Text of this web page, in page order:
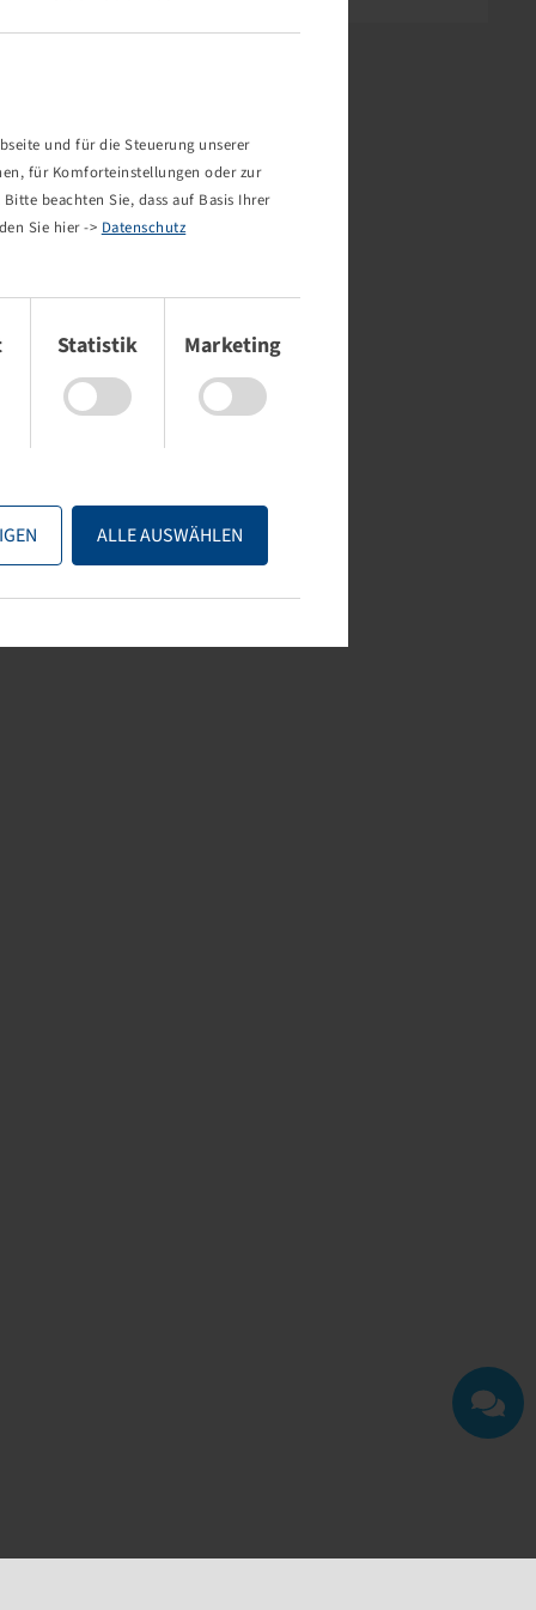
und für die Steuerung unserer
für Komforteinstellungen oder zur
beachten Sie, dass auf Basis Ihrer
Sie hier -> Datenschutz
Statistik Marketing
ALLE AUSWÄHLEN